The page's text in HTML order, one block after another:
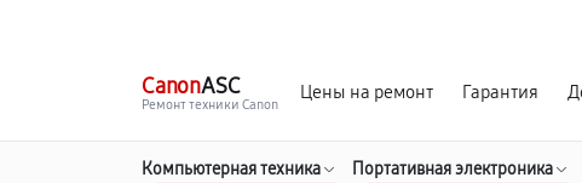
CanonASC
Ремонт техники Canon
Цены на ремонт Гарантия
Компьютерная техника Портативная электроника